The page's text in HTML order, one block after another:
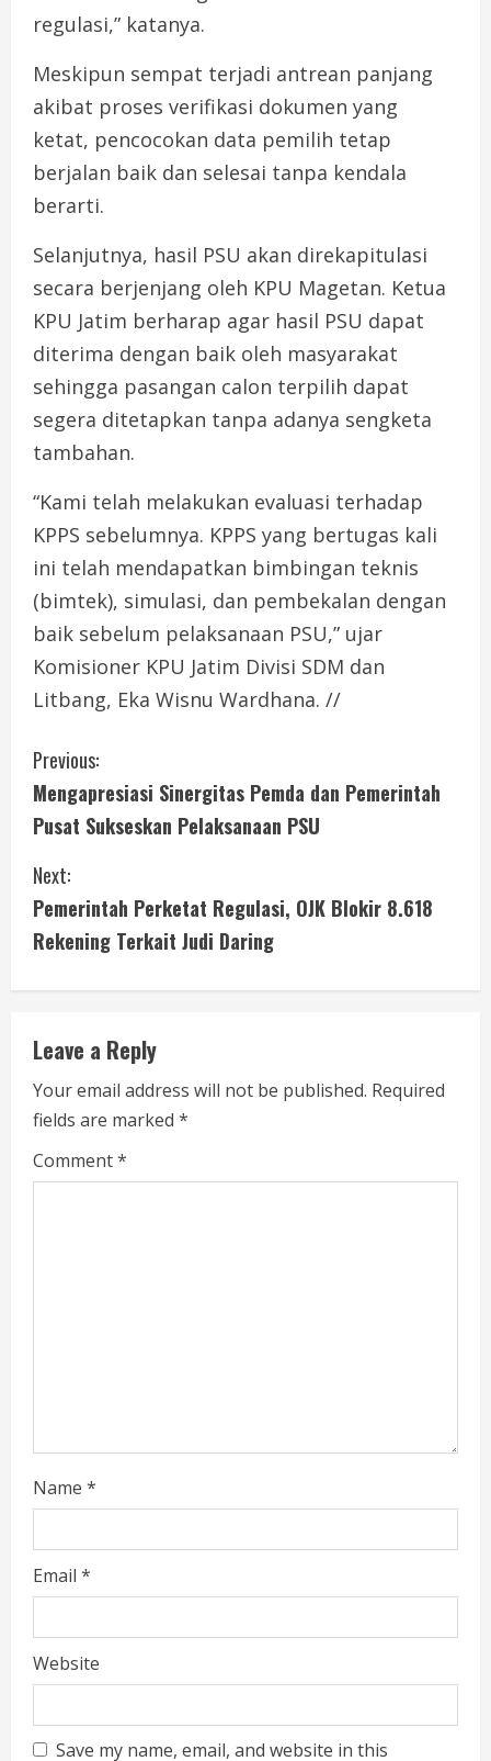
regulasi,” katanya.
Meskipun sempat terjadi antrean panjang
akibat proses verifikasi dokumen yang
ketat, pencocokan data pemilih tetap
berjalan baik dan selesai tanpa kendala
berarti.
Selanjutnya, hasil PSU akan direkapitulasi
secara berjenjang oleh KPU Magetan. Ketua
KPU Jatim berharap agar hasil PSU dapat
diterima dengan baik oleh masyarakat
sehingga pasangan calon terpilih dapat
segera ditetapkan tanpa adanya sengketa
tambahan.
“Kami telah melakukan evaluasi terhadap
KPPS sebelumnya. KPPS yang bertugas kali
ini telah mendapatkan bimbingan teknis
(bimtek), simulasi, dan pembekalan dengan
baik sebelum pelaksanaan PSU,” ujar
Komisioner KPU Jatim Divisi SDM dan
Litbang, Eka Wisnu Wardhana. //
C
o
n
t
i
n
u
e
R
e
Previous:
Mengapresiasi Sinergitas Pemda dan Pemerintah
Pusat Sukseskan Pelaksanaan PSU
Next:
Pemerintah Perketat Regulasi, OJK Blokir 8.618
Rekening Terkait Judi Daring
Leave a Reply
Your email address will not be published. Required
fields are marked *
Comment*
Name *
Email *
Website
Save my name, email, and website in this